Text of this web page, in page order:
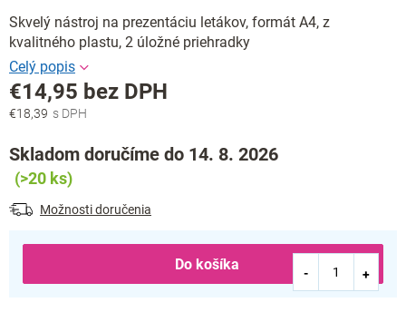
Skvelý nástroj na prezentáciu letákov, formát A4, z
kvalitného plastu, 2 úložné priehradky
€18,39
€14,95 bez DPH
Jednotková
Skladom doručíme do 14. 8. 2026
(>20 ks)
Možnosti doručenia
Do košíka